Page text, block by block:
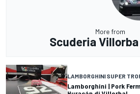
More from
Scuderia Villorba
LAMBORGHINI SUPER
Lamborghini | Pork